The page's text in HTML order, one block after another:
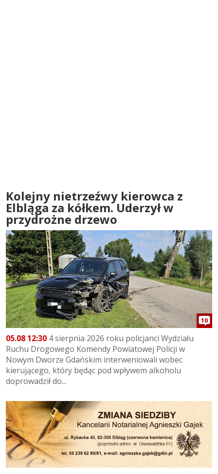
Kolejny nietrzeźwy kierowca z
Elbląga za kółkem. Uderzył w
przydrożne drzewo
10
05.08 12:30 4 sierpnia 2026 roku policjanci Wydziału
Ruchu Drogowego Komendy Powiatowej Policji w
Nowym Dworze Gdańskim interweniowali wobec
kierującego, który będąc pod wpływem alkoholu
doprowadził do...